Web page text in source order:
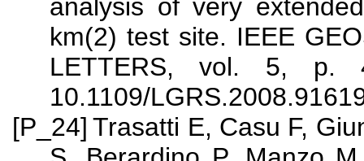
analysis of very
km(2) test site. IEEE
LETTERS, vol. 5, p.
10.1109/
[P_24] Trasatti E, Casu F,